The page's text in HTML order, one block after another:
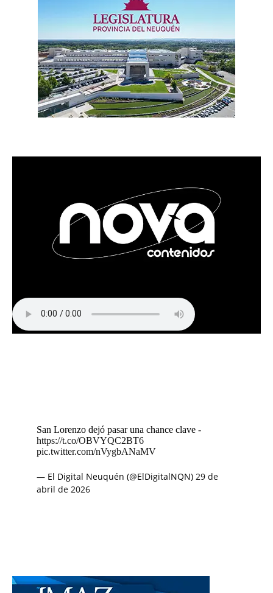
San Lorenzo dejó pasar una chance clave -
https://t.co/OBVYQC2BT6
pic.twitter.com/nVygbANaMV
— El Digital Neuquén (@ElDigitalNQN) 29 de
abril de 2026